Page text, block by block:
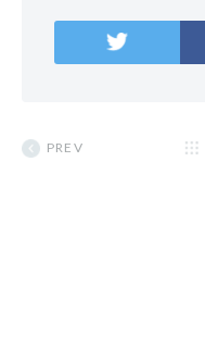
PREV